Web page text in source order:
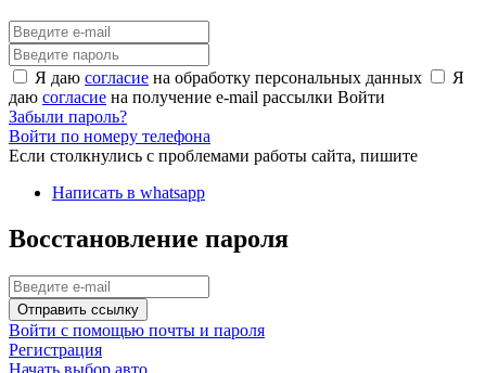
Я даю согласие на обработку персональных данных
Я
даю согласие на получение e-mail рассылки Войти
Забыли пароль?
Войти по номеру телефона
Если столкнулись с проблемами работы сайта, пишите
Написать в whatsapp
Восстановление пароля
Отправить ссылку
Войти с помощью почты и пароля
Регистрация